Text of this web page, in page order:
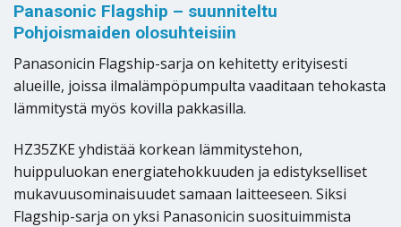
Panasonic Flagship – suunniteltu
Pohjoismaiden olosuhteisiin
Panasonicin Flagship-sarja on kehitetty erityisesti
alueille, joissa ilmalämpöpumpulta vaaditaan tehokasta
lämmitystä myös kovilla pakkasilla.
HZ35ZKE yhdistää korkean lämmitystehon,
huippuluokan energiatehokkuuden ja edistykselliset
mukavuusominaisuudet samaan laitteeseen. Siksi
Flagship-sarja on yksi Panasonicin suosituimmista